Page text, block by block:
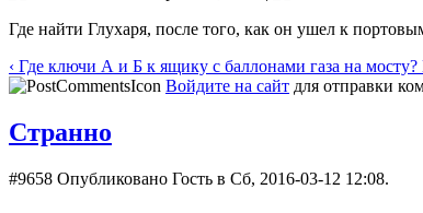
Где найти Глухаря, после того, как он ушел к
‹ Где ключи А и Б к ящику с баллонами газа на
Войдите на сайт для отправки
Странно
#9658 Опубликовано Гость в Сб, 2016-03-12 12:08.